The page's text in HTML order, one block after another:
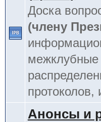
Доска
(члену
межклубные
протоколов,
Анонсы и